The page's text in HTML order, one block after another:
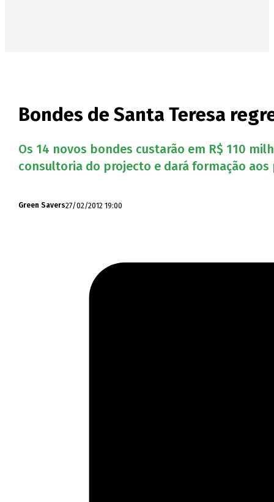
Bondes de Santa Teresa
Os 14 novos bondes custarão em R$ 110
consultoria do projecto e dará formação aos
Green Savers27/02/2012 19:00